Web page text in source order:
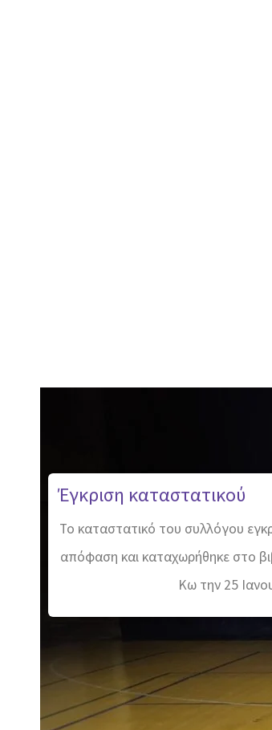
Έγκριση καταστατικού
Το καταστατικό του συλλόγου
απόφαση και καταχωρήθηκε στο
Κω την 25